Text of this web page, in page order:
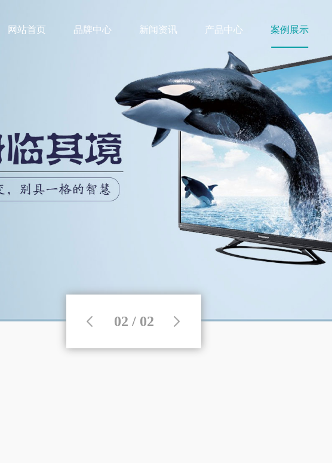
网站首页 品牌中心 新闻资讯 产品中心 案例展示
02 / 02